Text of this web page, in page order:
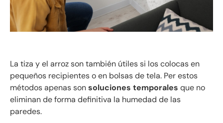
La tiza y el arroz son también útiles si los colocas en
pequeños recipientes o en bolsas de tela. Per estos
métodos apenas sonsoluciones temporales que no
eliminan de forma definitiva la humedad de las
paredes.